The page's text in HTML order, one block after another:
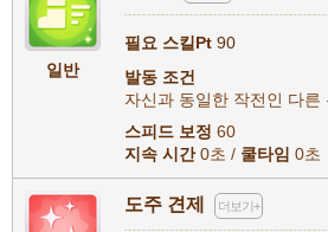
일반
필요 스킬Pt 90
발동 조건
자신과 동일한 작전인 다른
스피드 보정 60
지속 시간0초 / 쿨타임 0초
도주 견제 더보기+